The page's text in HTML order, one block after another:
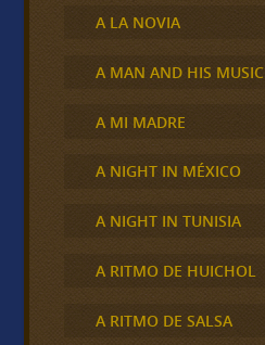
A LA NOVIA
A MAN AND HIS MUSIC
A MI MADRE
A NIGHT IN MÉXICO
A NIGHT IN TUNISIA
A RITMO DE HUICHOL
A RITMO DE SALSA